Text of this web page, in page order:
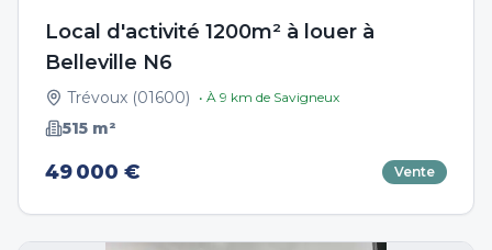
Local d'activité 1200m² à louer à
Belleville N6
Trévoux (01600) • À 9 km de Savigneux
515 m²
49 000 € Vente